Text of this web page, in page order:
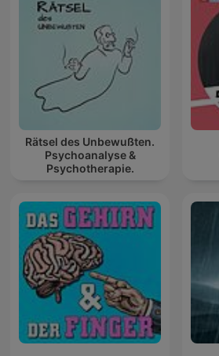
Rätsel des Unbewußten.
Psychoanalyse &
Psychotherapie.